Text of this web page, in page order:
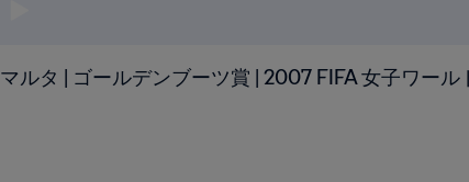
マルタ | ゴールデンブーツ賞 | 2007 FIFA 女子ワール